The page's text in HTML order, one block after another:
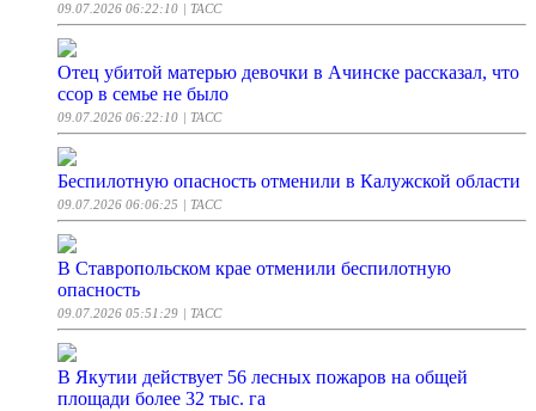
09.07.2026 06:22:10 | ТАСС
Отец убитой матерью девочки в Ачинске рассказал, что
ссор в семье не было
09.07.2026 06:22:10 | ТАСС
Беспилотную опасность отменили в Калужской области
09.07.2026 06:06:25 | ТАСС
В Ставропольском крае отменили беспилотную
опасность
09.07.2026 05:51:29 | ТАСС
В Якутии действует 56 лесных пожаров на общей
площади более 32 тыс. га